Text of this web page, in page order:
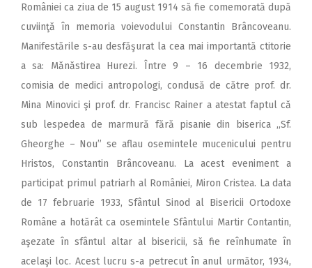
României ca ziua de 15 august 1914 să fie comemorată după
cuviinţă în memoria voievodului Constantin Brâncoveanu.
Manifestările s-au desfăşurat la cea mai importantă ctitorie
a sa: Mănăstirea Hurezi. Între 9 – 16 decembrie 1932,
comisia de medici antropologi, condusă de către prof. dr.
Mina Minovici şi prof. dr. Francisc Rainer a atestat faptul că
sub lespedea de marmură fără pisanie din biserica ,,Sf.
Gheorghe – Nou” se aflau osemintele mucenicului pentru
Hristos, Constantin Brâncoveanu. La acest eveniment a
participat primul patriarh al României, Miron Cristea. La data
de 17 februarie 1933, Sfântul Sinod al Bisericii Ortodoxe
Române a hotărât ca osemintele Sfântului Martir Contantin,
aşezate în sfântul altar al bisericii, să fie reînhumate în
acelaşi loc. Acest lucru s-a petrecut în anul următor, 1934,